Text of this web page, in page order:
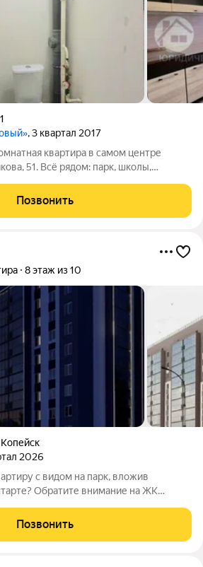
, 3 квартал 2017
квартира в самом центре
9 мПозвонить
8 этаж из 10
Копейск
2026
с видом на парк, вложив
Обратите внимание на ЖК
в Челябинск, а поблизости есть всё,
жизни:
Позвонить